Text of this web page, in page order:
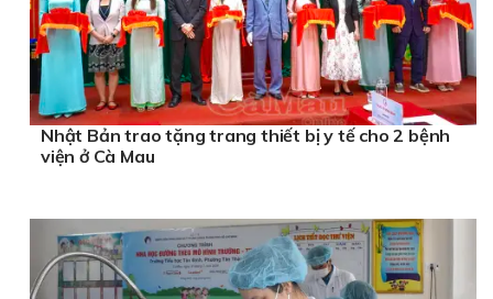
Nhật Bản trao tặng trang thiết bị y tế cho 2 bệnh
viện ở Cà Mau